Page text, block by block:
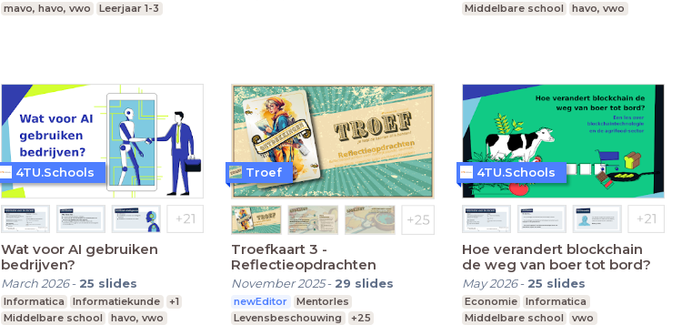
mavo, havo, vwo
Leerjaar 1-3
Middelbare school
havo, vwo
Wat voor AI gebruiken
bedrijven?
March 2026- 25 slides
Informatica Informatiekunde
+1
Middelbare school
havo, vwo
4TU.Schools
Troefkaart 3 -
Reflectieopdrachten
November 2025- 29 slides
newEditor
Mentorles
Levensbeschouwing
+25
Troef
Hoe verandert blockchain
de weg van boer tot bord?
May 2026- 25 slides
Economie
Informatica
Middelbare school
vwo
4TU.Schools